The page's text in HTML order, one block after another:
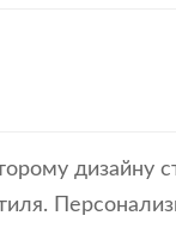
дизайну